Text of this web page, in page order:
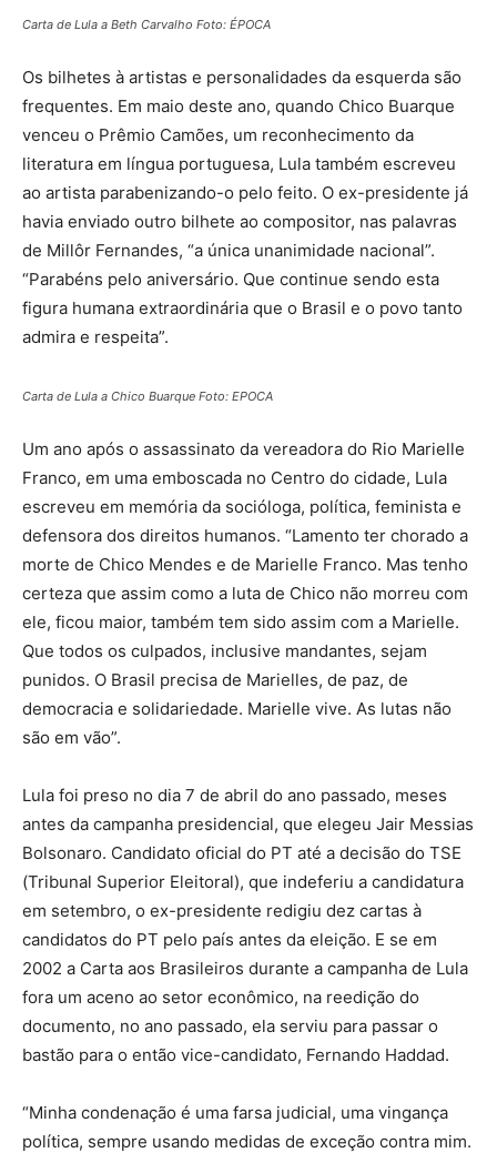
Carta de Lula a Beth Carvalho Foto: ÉPOCA
Os bilhetes à artistas e personalidades da esquerda são
frequentes. Em maio deste ano, quando Chico Buarque
venceu o Prêmio Camões, um reconhecimento da
literatura em língua portuguesa, Lula também escreveu
ao artista parabenizando-o pelo feito. O ex-presidente já
havia enviado outro bilhete ao compositor, nas palavras
de Millôr Fernandes, “a única unanimidade nacional”.
“Parabéns pelo aniversário. Que continue sendo esta
figura humana extraordinária que o Brasil e o povo tanto
admira e respeita”.
Carta de Lula a Chico Buarque Foto: EPOCA
Um ano após o assassinato da vereadora do Rio Marielle
Franco, em uma emboscada no Centro do cidade, Lula
escreveu em memória da socióloga, política, feminista e
defensora dos direitos humanos. “Lamento ter chorado a
morte de Chico Mendes e de Marielle Franco. Mas tenho
certeza que assim como a luta de Chico não morreu com
ele, ficou maior, também tem sido assim com a Marielle.
Que todos os culpados, inclusive mandantes, sejam
punidos. O Brasil precisa de Marielles, de paz, de
democracia e solidariedade. Marielle vive. As lutas não
são em vão”.
Lula foi preso no dia 7 de abril do ano passado, meses
antes da campanha presidencial, que elegeu Jair Messias
Bolsonaro. Candidato oficial do PT até a decisão do TSE
(Tribunal Superior Eleitoral), que indeferiu a candidatura
em setembro, o ex-presidente redigiu dez cartas à
candidatos do PT pelo país antes da eleição. E se em
2002 a Carta aos Brasileiros durante a campanha de Lula
fora um aceno ao setor econômico, na reedição do
documento, no ano passado, ela serviu para passar o
bastão para o então vice-candidato, Fernando Haddad.
“Minha condenação é uma farsa judicial, uma vingança
política, sempre usando medidas de exceção contra mim.